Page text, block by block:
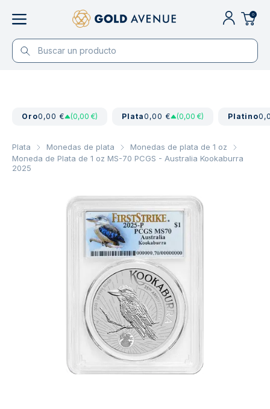
0
Oro0,00 € (0,00 €) Plata0,00 € (0,00 €) Platino
Plata Monedas de plata
Monedas de plata de 1 oz
Moneda de Plata de 1 oz MS-70 PCGS - Australia Kookaburra
2025